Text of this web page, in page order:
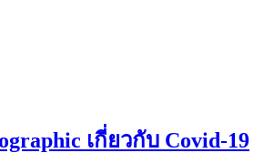
เกี่ยวกับ Covid-19